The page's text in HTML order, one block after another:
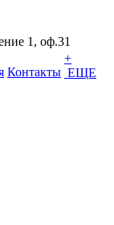
1, оф.31
Контакты
+
ЕЩЕ